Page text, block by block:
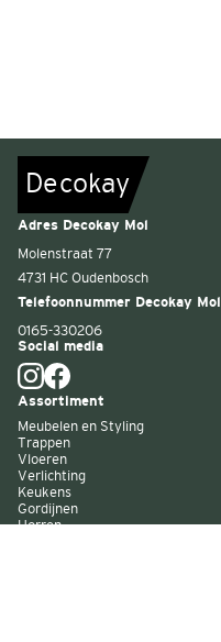
Decokay
Adres Decokay Mol
Molenstraat 77
4731 HC Oudenbosch
Telefoonnummer Decokay Mol
0165-330206
Social media
Assortiment
Meubelen en Styling
Trappen
Vloeren
Verlichting
Keukens
Gordijnen
Horren